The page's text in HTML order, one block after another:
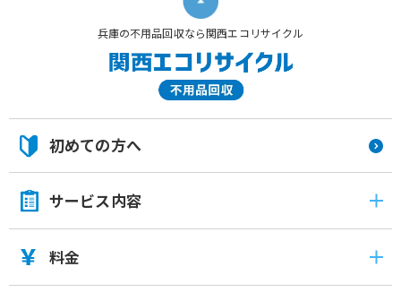
兵庫の不用品回収なら関西エコリサイクル
初めての方へ
サービス内容
料金